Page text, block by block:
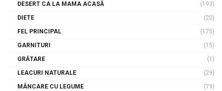
DESERT CA LA MAMA ACASĂ
(193)
DIETE
(20)
FEL PRINCIPAL
(175)
GARNITURI
(15)
GRĂTARE
(1)
LEACURI NATURALE
(29)
MÂNCARE CU LEGUME
(79)